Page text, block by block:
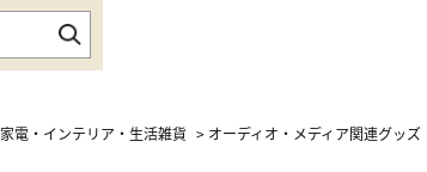
家電・インテリア・生活雑貨 > オーディオ・メディア関連グッズ